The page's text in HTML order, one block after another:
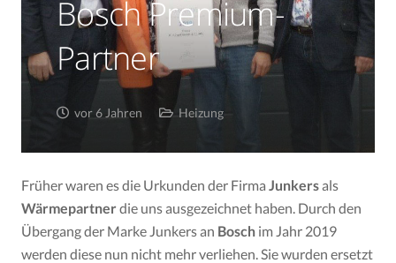
Bosch Premium-
Partner
vor 6 Jahren Heizung
Früher waren es die Urkunden der Firma Junkersals
Wärmepartnerdie uns ausgezeichnet haben. Durch den
Übergang der Marke Junkers an Bosch im Jahr 2019
werden diese nun nicht mehr verliehen. Sie wurden ersetzt